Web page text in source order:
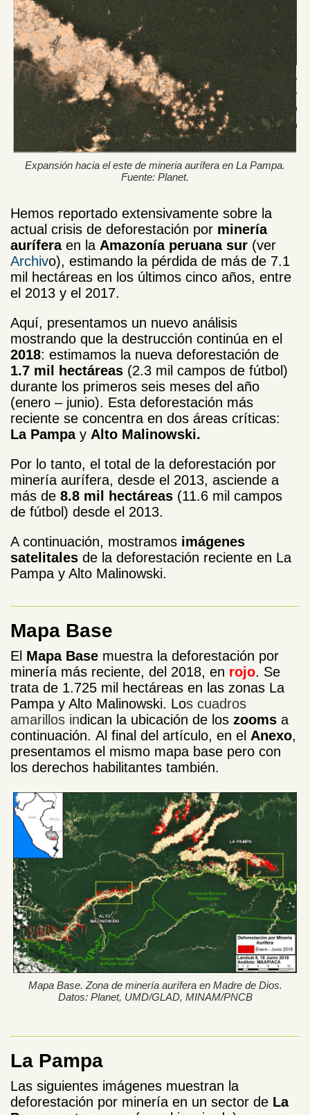
Expansión hacia el este de mineria aurífera en La Pampa.
Fuente: Planet.
Hemos reportado extensivamente sobre la
actual crisis de deforestación por minería
auríferaen la Amazonía peruana sur (ver
Archivo), estimando la pérdida de más de 7.1
mil hectáreas en los últimos cinco años, entre
el 2013 y el 2017.
Aquí, presentamos un nuevo análisis
mostrando que la destrucción continúa en el
2018: estimamos la nueva deforestación de
1.7 mil hectáreas (2.3 mil campos de fútbol)
durante los primeros seis meses del año
(enero – junio). Esta deforestación más
reciente se concentra en dos áreas críticas:
La Pampa y Alto Malinowski.
Por lo tanto, el total de la deforestación por
minería aurífera, desde el 2013, asciende a
más de 8.8 mil hectáreas (11.6 mil campos
de fútbol) desde el 2013.
A continuación, mostramos imágenes
satelitales de la deforestación reciente en La
Pampa y Alto Malinowski.
Mapa Base
El Mapa Base muestra la deforestación por
minería más reciente, del 2018, en rojo. Se
trata de 1.725 mil hectáreas en las zonas La
Pampa y Alto Malinowski. Los cuadros
amarillos indican la ubicación de los zooms a
continuación. Al final del artículo, en el Anexo,
presentamos el mismo mapa base pero con
los derechos habilitantes también.
Mapa Base. Zona de minería aurífera en Madre de Dios.
Datos: Planet, UMD/GLAD, MINAM/PNCB
La Pampa
Las siguientes imágenes muestran la
deforestación por minería en un sector de La